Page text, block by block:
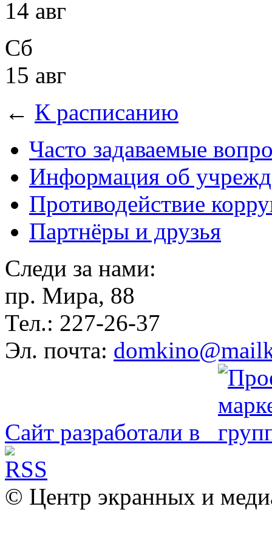
14 авг
Сб
15 авг
← К расписанию
Часто задаваемые
Информация об
Противодействие
Партнёры и друзья
Следи за нами:
пр. Мира, 88
Тел.: 227-26-37
Эл. почта:
Сайт разработали в
© Центр экранных и